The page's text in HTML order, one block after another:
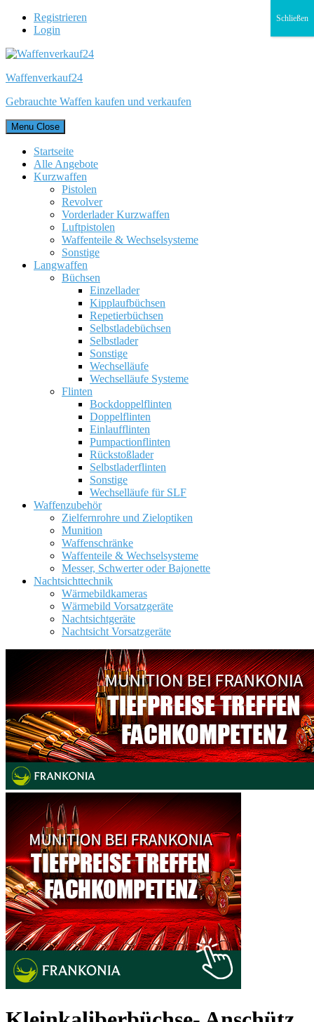
Registrieren
Login
Waffenverkauf24
Gebrauchte Waffen kaufen und verkaufen
Menu Close
Startseite
Alle Angebote
Kurzwaffen
Pistolen
Revolver
Vorderlader Kurzwaffen
Luftpistolen
Waffenteile & Wechselsysteme
Sonstige
Langwaffen
Büchsen
Einzellader
Kipplaufbüchsen
Repetierbüchsen
Selbstladebüchsen
Selbstlader
Sonstige
Wechselläufe
Wechselläufe Systeme
Flinten
Bockdoppelflinten
Doppelflinten
Einlaufflinten
Pumpactionflinten
Rückstoßlader
Selbstladerflinten
Sonstige
Wechselläufe für SLF
Waffenzubehör
Zielfernrohre und Zieloptiken
Munition
Waffenschränke
Waffenteile & Wechselsysteme
Messer, Schwerter oder Bajonette
Nachtsichttechnik
Wärmebildkameras
Wärmebild Vorsatzgeräte
Nachtsichtgeräte
Nachtsicht Vorsatzgeräte
Schließen